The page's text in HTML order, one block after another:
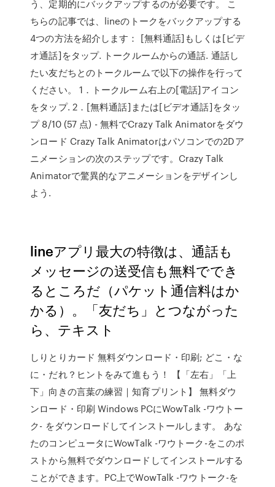
う、定期的にバックアップするのが必要です。 こ
ちらの記事では、lineのトークをバックアップする
4つの方法を紹介します： [無料通話]もしくは[ビデ
オ通話]をタップ. トークルームからの通話. 通話し
たい友だちとのトークルームで以下の操作を行って
ください。 1．トークルーム右上の[電話]アイコン
をタップ. 2．[無料通話]または[ビデオ通話]をタッ
プ 8/10 (57 点) - 無料でCrazy Talk Animatorをダウ
ンロード Crazy Talk Animatorはパソコンでの2Dア
ニメーションの次のステップです。Crazy Talk
Animatorで驚異的なアニメーションをデザインし
よう.
lineアプリ最大の特徴は、通話も
メッセージの送受信も無料ででき
るところだ（パケット通信料はか
かる）。「友だち」とつながった
ら、テキスト
しりとりカード 無料ダウンロード・印刷; どこ・な
に・だれ？ヒントをみて進もう！ 【「左右」「上
下」向きの言葉の練習｜知育プリント】 無料ダウ
ンロード・印刷 Windows PCにWowTalk -ワウトー
ク- をダウンロードしてインストールします。 あな
たのコンピュータにWowTalk -ワウトーク-をこのポ
ストから無料でダウンロードしてインストールする
ことができます。PC上でWowTalk -ワウトーク-を